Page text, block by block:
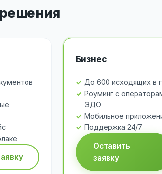
Бизнес
До 600 исходящих в
Роуминг с
ЭДО
Мобильное
Поддержка 24/7
Оставить
заявку